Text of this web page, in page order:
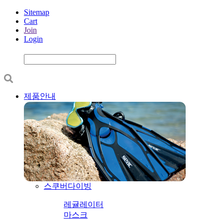
Sitemap
Cart
Join
Login
제품안내
스쿠버다이빙
레귤레이터
마스크